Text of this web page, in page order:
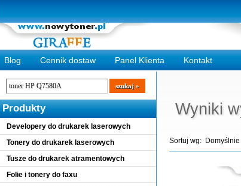
Blog Cennik dostaw Panel Klienta Kontakt
Wyszukiwarka
szukaj
Produkty
Developery do drukarek laserowych
Tonery do drukarek laserowych
Tusze do drukarek atramentowych
Folie i tonery do faxu
Wyniki
Sortuj wg: Domyślnie